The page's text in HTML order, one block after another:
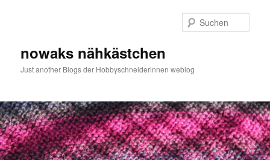
nowaks nähkästchen
Just another Blogs der Hobbyschneiderinnen weblog